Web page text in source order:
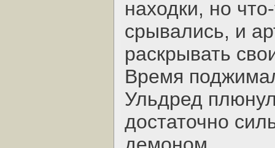
находки, но
срывались, и
раскрывать
Время
Ульдред
достаточно